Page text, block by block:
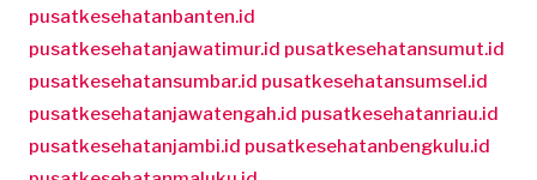
pusatkesehatanbanten.id
pusatkesehatanjawatimur.id pusatkesehatansumut.id
pusatkesehatansumbar.id pusatkesehatansumsel.id
pusatkesehatanjawatengah.id pusatkesehatanriau.id
pusatkesehatanjambi.id pusatkesehatanbengkulu.id